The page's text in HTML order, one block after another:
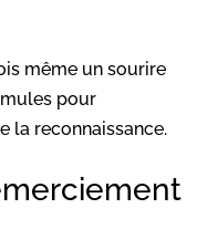
même un sourire
pour
la reconnaissance.